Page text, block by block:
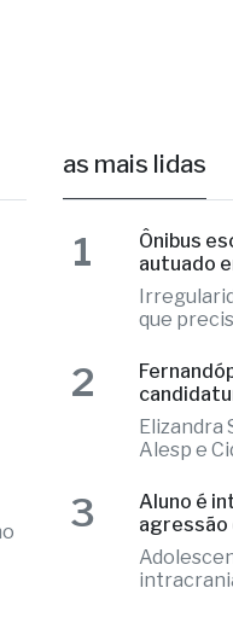
as mais lidas
Ônibus
autuado
que
1
Elizandra
Alesp e
2
Aluno é
agressão
3